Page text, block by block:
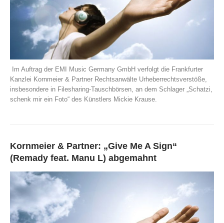
Im Auftrag der EMI Music Germany GmbH verfolgt die Frankfurter
Kanzlei Kornmeier & Partner Rechtsanwälte Urheberrechtsverstöße,
insbesondere in Filesharing-Tauschbörsen, an dem Schlager „Schatzi,
schenk mir ein Foto“ des Künstlers Mickie Krause.
Kornmeier & Partner: „Give Me A Sign“
(Remady feat. Manu L) abgemahnt